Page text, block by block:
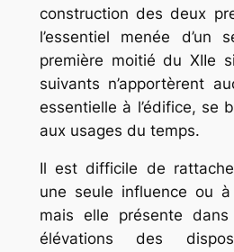
construction des deux
l’essentiel menée d’un
première moitié du XIIe
suivants n’apportèrent
essentielle à l’édifice, se
aux usages du temps.
Il est difficile de
une seule influence ou
mais elle présente
élévations des